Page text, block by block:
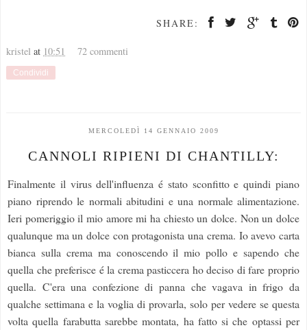
SHARE:
kristel at 10:51 72 commenti
Condividi
MERCOLEDÌ 14 GENNAIO 2009
CANNOLI RIPIENI DI CHANTILLY:
Finalmente il virus dell'influenza é stato sconfitto e quindi piano
piano riprendo le normali abitudini e una normale alimentazione.
Ieri pomeriggio il mio amore mi ha chiesto un dolce. Non un dolce
qualunque ma un dolce con protagonista una crema. Io avevo carta
bianca sulla crema ma conoscendo il mio pollo e sapendo che
quella che preferisce é la crema pasticcera ho deciso di fare proprio
quella. C'era una confezione di panna che vagava in frigo da
qualche settimana e la voglia di provarla, solo per vedere se questa
volta quella farabutta sarebbe montata, ha fatto si che optassi per